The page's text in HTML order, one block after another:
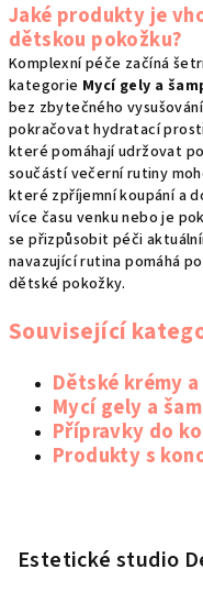
Jaké produkty je
dětskou pokožku?
Komplexní péče začíná
kategorie Mycí gely a
bez zbytečného
pokračovat hydratací
které pomáhají udržovat
součástí večerní rutiny
které zpříjemní koupání a
více času venku nebo je
se přizpůsobit péči
navazující rutina pomáhá
dětské pokožky.
Související
Dětské krémy
Mycí gely a
Přípravky do
Produkty s
Estetické studio